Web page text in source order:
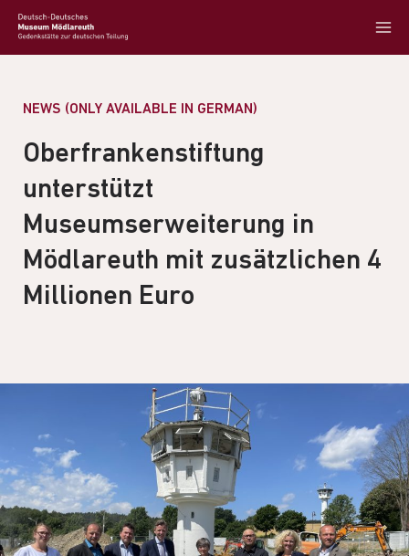
NEWS (ONLY AVAILABLE IN GERMAN)
Oberfrankenstiftung
unterstützt
Museumserweiterung in
Mödlareuth mit zusätzlichen 4
Millionen Euro